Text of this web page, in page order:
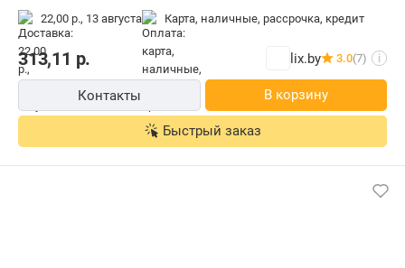
22,00 р., 13 августа карта, наличные, рассрочка, кредит
313,11 р. lix.by 3.0(7) i
Контакты В корзину
Быстрый заказ